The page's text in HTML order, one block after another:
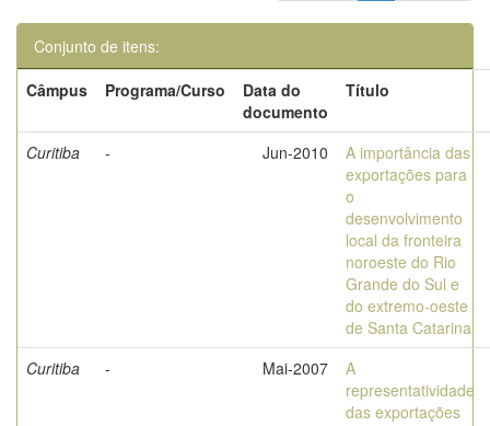
Conjunto de itens:
Câmpus
Programa/Curso
Data do
documento
Título
Curitiba - Jun-2010
A importância das
exportações para
o
desenvolvimento
local da fronteira
noroeste do Rio
Grande do Sul e
do extremo-oeste
de Santa Catarina
Curitiba
- Mai-2007
A
representatividade
das exportações